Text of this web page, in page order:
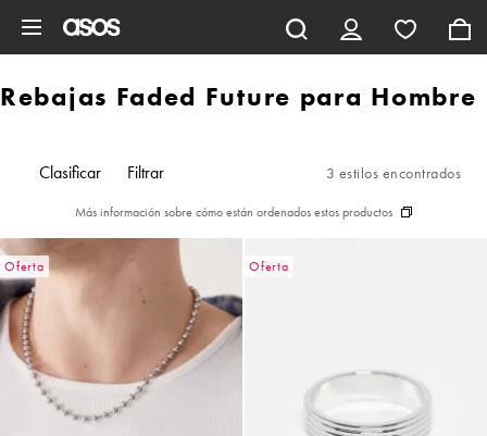
Rebajas Faded Future para Hombre
Clasificar Filtrar 3 estilos encontrados
Más información sobre cómo están ordenados estos productos
Oferta Oferta